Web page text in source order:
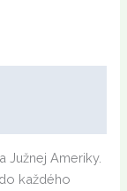
Južnej Ameriky.
každého